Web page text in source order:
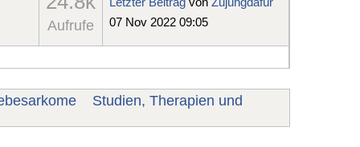
Aufrufe
07 Nov 2022 09:05
Studien, Therapien und